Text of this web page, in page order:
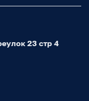
23 стр 4